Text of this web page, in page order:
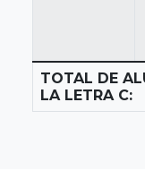
TOTAL DE
LA LETRA C: